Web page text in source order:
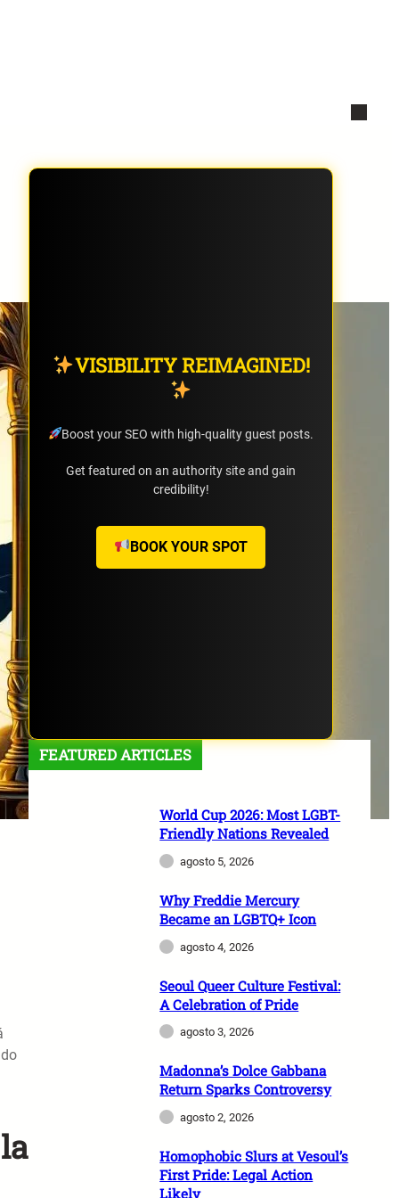
VISIBILITY REIMAGINED!
Boost your SEO with high-quality guest posts.
Get featured on an authority site and gain
credibility!
BOOK YOUR SPOT
FEATURED ARTICLES
World Cup 2026: Most LGBT-
Friendly Nations Revealed
agosto 5, 2026
Why Freddie Mercury
Became an LGBTQ+ Icon
agosto 4, 2026
Seoul Queer Culture Festival:
A Celebration of Pride
agosto 3, 2026
Madonna’s Dolce Gabbana
Return Sparks Controversy
agosto 2, 2026
Homophobic Slurs at Vesoul’s
First Pride: Legal Action
Likely